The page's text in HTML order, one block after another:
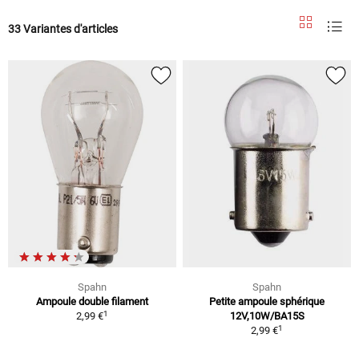
33 Variantes d'articles
Spahn
Ampoule double filament
2,99 €1
Spahn
Petite ampoule sphérique
12V,10W/BA15S
2,99 €1